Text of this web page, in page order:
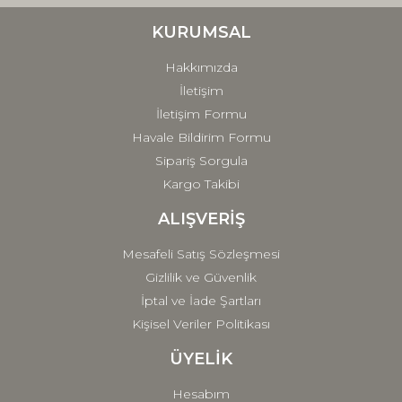
Ürün fiyatı diğer sitelerden daha pahalı.
Gönder
KURUMSAL
Hakkımızda
İletişim
İletişim Formu
Havale Bildirim Formu
Sipariş Sorgula
Kargo Takibi
ALIŞVERİŞ
Mesafeli Satış Sözleşmesi
Gizlilik ve Güvenlik
İptal ve İade Şartları
Kişisel Veriler Politikası
ÜYELİK
Hesabım